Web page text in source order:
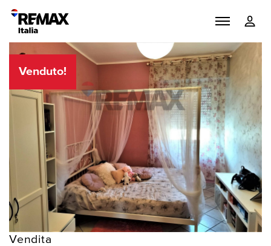
Venduto!
Vendita